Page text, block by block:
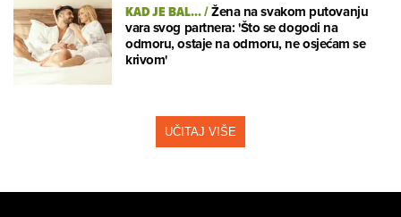
KAD JE BAL.../Žena na svakom putovanju
vara svog partnera: 'Što se dogodi na
odmoru, ostaje na odmoru, ne osjećam se
krivom'
UČITAJ VIŠE